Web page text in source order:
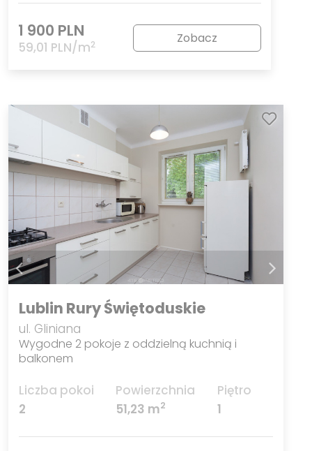
1 900 PLN
59,01 PLN/m2 Zobacz
Lublin Rury Świętoduskie
ul. Gliniana
Wygodne 2 pokoje z oddzielną kuchnią i
balkonem
Liczba pokoi
2
Powierzchnia
51,23 m2
Piętro
1